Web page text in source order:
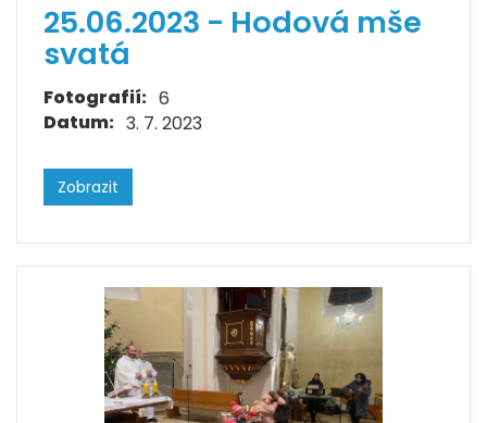
25.06.2023 - Hodová mše
svatá
Fotografií: 6
Datum: 3. 7. 2023
Zobrazit